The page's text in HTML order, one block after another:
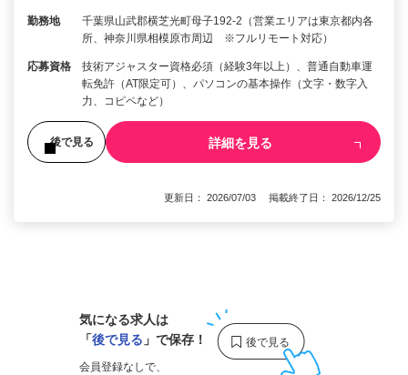
勤務地
千葉県山武郡横芝光町母子192-2（営業エリアは東京都内各
所、神奈川県相模原市周辺 ※フルリモート対応）
応募資格
技術アジャスター資格必須（経験3年以上）、普通自動車運
転免許（AT限定可）、パソコンの基本操作（文字・数字入
力、コピペなど）
後で見る 詳細を見る
更新日： 2026/07/03 掲載終了日： 2026/12/25
気になる求人は
「後で見る 」で保存！
会員登録なしで、